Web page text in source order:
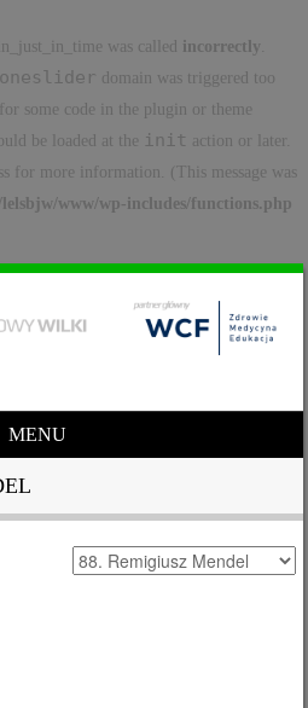
was called incorrectly
domain was triggered too
some code in the plugin or theme
be loaded at the init action or later.
for more information. (This message was
lelsbjw/www/wp-includes/functions.php
MENU